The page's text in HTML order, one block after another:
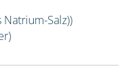
Natrium-Salz))